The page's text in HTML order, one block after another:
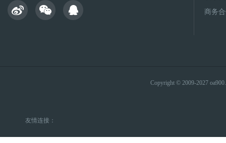
商务
Copyright © 2009-2027
友情连接：